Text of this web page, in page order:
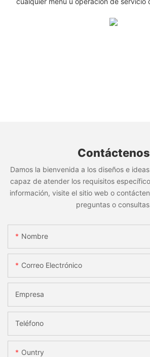
Contáctenos
Damos la bienvenida a los diseños e
capaz de atender los requisitos
información, visite el sitio web o
preguntas o
Nombre
Correo Electrónico
Empresa
Teléfono
Ountry